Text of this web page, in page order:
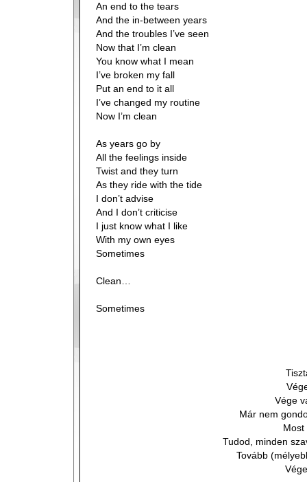
An end to the tears
And the in-between years
And the troubles I’ve seen
Now that I’m clean
You know what I mean
I’ve broken my fall
Put an end to it all
I’ve changed my routine
Now I’m clean
As years go by
All the feelings inside
Twist and they turn
As they ride with the tide
I don’t advise
And I don’t criticise
I just know what I like
With my own eyes
Sometimes
Clean…
Sometimes
Vége
Már nem
Most
Tudod, minden
Tovább